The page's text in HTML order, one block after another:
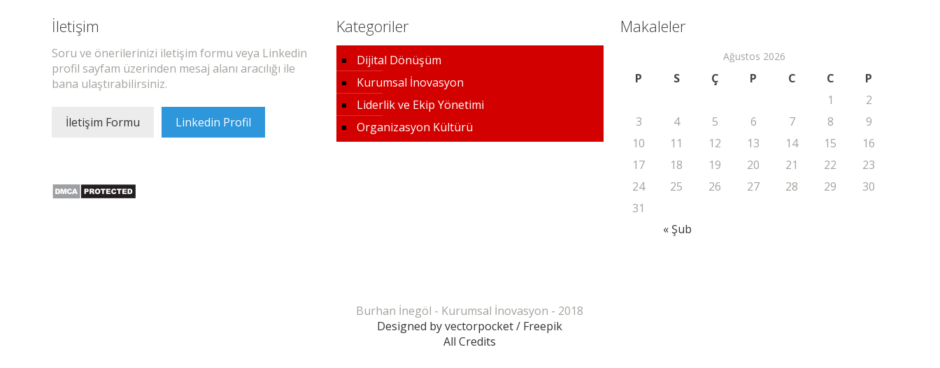
İletişim
Soru ve önerilerinizi iletişim formu veya Linkedin
profil sayfam üzerinden mesaj alanı aracılığı ile
bana ulaştırabilirsiniz.
İletişim Formu Linkedin Profil
Kategoriler
Dijital Dönüşüm
Kurumsal İnovasyon
Liderlik ve Ekip Yönetimi
Organizasyon Kültürü
Makaleler
Ağustos 2026
P S Ç P C C P
« Şub
1
2
3
4 5 6 7 8
9
10
11 12 13 14 15
16
17
18 19 20 21 22
23
24
25 26 27 28 29
30
31
Burhan İnegöl - Kurumsal İnovasyon - 2018
Designed by vectorpocket / Freepik
All Credits